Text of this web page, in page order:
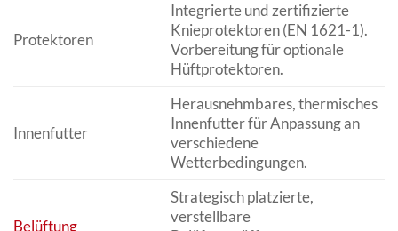
Protektoren
Integrierte und zertifizierte
Knieprotektoren (EN 1621-1).
Vorbereitung für optionale
Hüftprotektoren.
Innenfutter
Herausnehmbares, thermisches
Innenfutter für Anpassung an
verschiedene
Wetterbedingungen.
Belüftung
Strategisch platzierte,
verstellbare